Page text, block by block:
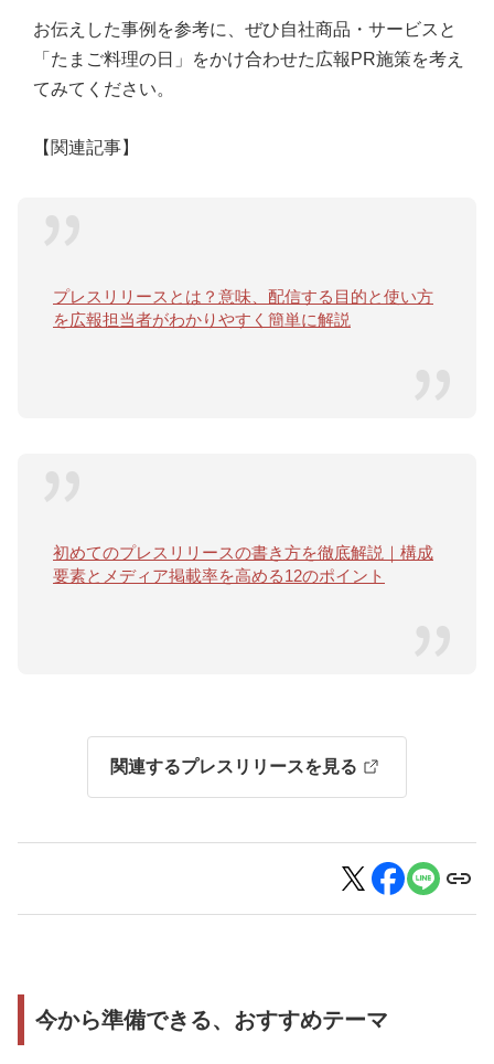
お伝えした事例を参考に、ぜひ自社商品・サービスと
「たまご料理の日」をかけ合わせた広報PR施策を考え
てみてください。
【関連記事】
プレスリリースとは？意味、配信する目的と使い方
を広報担当者がわかりやすく簡単に解説
初めてのプレスリリースの書き方を徹底解説｜構成
要素とメディア掲載率を高める12のポイント
関連するプレスリリースを見る
今から準備できる、おすすめテーマ